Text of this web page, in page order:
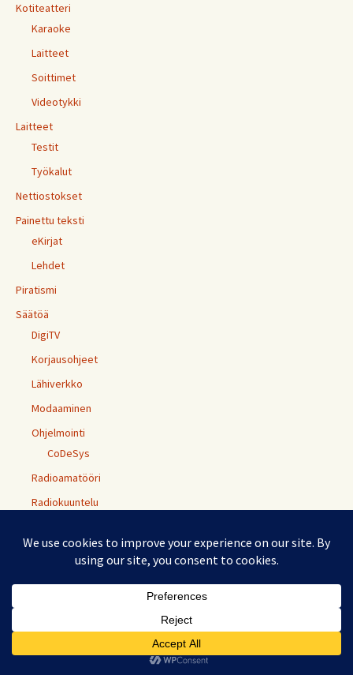
Kotiteatteri
Karaoke
Laitteet
Soittimet
Videotykki
Laitteet
Testit
Työkalut
Nettiostokset
Painettu teksti
eKirjat
Lehdet
Piratismi
Säätöä
DigiTV
Korjausohjeet
Lähiverkko
Modaaminen
Ohjelmointi
CoDeSys
Radioamatööri
Radiokuuntelu
Vinkit